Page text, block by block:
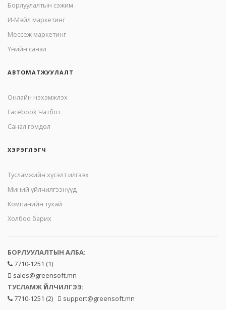
Борлуулалтын сэжим
И-Мэйл маркетинг
Mессеж маркетинг
Үнийн санал
АВТОМАТЖУУЛАЛТ
Онлайн нэхэмжлэх
Facebook Чатбот
Санал гомдол
ХЭРЭГЛЭГЧ
Тусламжийн хүсэлт илгээх
Миний үйлчилгээнүүд
Компанийн тухай
Холбоо барих
БОРЛУУЛАЛТЫН АЛБА:
7710-1251 (1)
sales@greensoft.mn
ТУСЛАМЖ ҮЙЛЧИЛГЭЭ:
7710-1251 (2)
support@greensoft.mn